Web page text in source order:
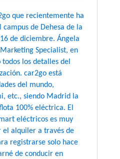
o que recientemente ha
de Dehesa de la
de diciembre. Ángela
Specialist, en
los detalles del
car2go está
del mundo,
etc., siendo Madrid la
100% eléctrica. El
eléctricos es muy
el alquiler a través de
registrarse solo hace
de conducir en